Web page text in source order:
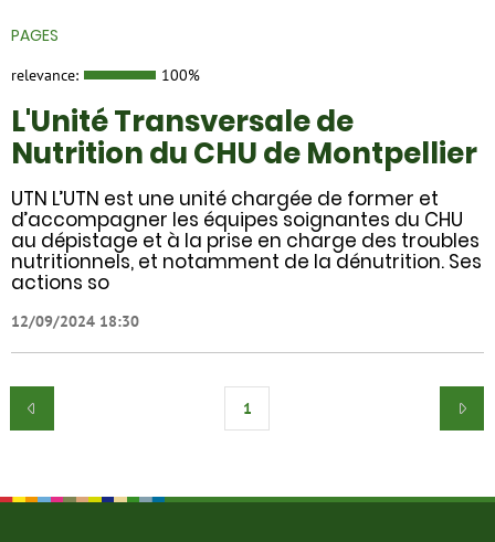
PAGES
relevance: 100%
L'Unité Transversale de
Nutrition du CHU de Montpellier
UTN L’UTN est une unité chargée de former et
d’accompagner les équipes soignantes du CHU
au dépistage et à la prise en charge des troubles
nutritionnels, et notamment de la dénutrition. Ses
actions so
12/09/2024 18:30
1